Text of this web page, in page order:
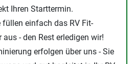
Ihren Starttermin.
füllen einfach das RV Fit-
- den Rest erledigen wir!
erfolgen über uns - Sie